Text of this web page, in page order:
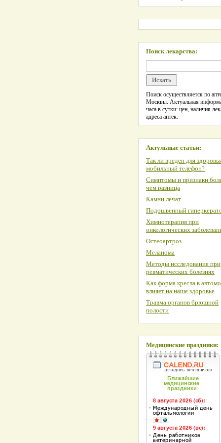
Поиск лекарства:
Поиск осуществляется по
Москвы. Актуальная
часа в сутки: цен, наличия
адреса аптек.
Актульные статьи:
Так ли вреден для
мобильный телефон?
Симптомы и признаки
чем разница
Камни лечат
Подошвенный
Химиотерапия при
онкологических
Остеоартроз
Меланома
Методы исследования при
ревматических болезнях
Как форма кресла в
влияет на наше здоровье
Травма органов брюшной
полости
Медицинские праздники: